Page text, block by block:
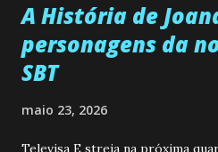
A História de
personagens da
SBT
maio 23, 2026
Televisa E streia na próxima